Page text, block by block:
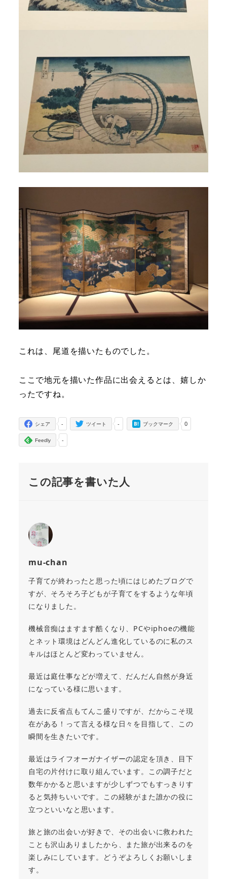
これは、尾道を描いたものでした。
ここで地元を描いた作品に出会えるとは、嬉しか
ったですね。
-
シェア -
ツイート 0
ブックマーク
-
Feedly
この記事を書いた人
mu-chan
子育てが終わったと思った頃にはじめたブログで
すが、そろそろ子どもが子育てをするような年頃
になりました。
機械音痴はますます酷くなり、PCやiphoeの機能
とネット環境はどんどん進化しているのに私のス
キルはほとんど変わっていません。
最近は庭仕事などが増えて、だんだん自然が身近
になっている様に思います。
過去に反省点もてんこ盛りですが、だからこそ現
在がある！って言える様な日々を目指して、この
瞬間を生きたいです。
最近はライフオーガナイザーの認定を頂き、目下
自宅の片付けに取り組んでいます。この調子だと
数年かかると思いますが少しずつでもすっきりす
ると気持ちいいです。この経験がまた誰かの役に
立つといいなと思います。
旅と旅の出会いが好きで、その出会いに救われた
ことも沢山ありましたから、また旅が出来るのを
楽しみにしています。どうぞよろしくお願いしま
す。